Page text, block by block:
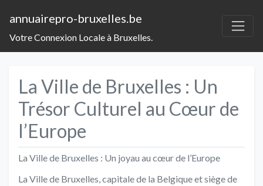
annuairepro-bruxelles.be
Votre Connexion Locale à Bruxelles.
La Ville de Bruxelles : Un
Trésor Culturel au Cœur de
l’Europe
La Ville de Bruxelles : Un joyau au cœur de l’Europe
La Ville de Bruxelles, capitale de la Belgique et siège de